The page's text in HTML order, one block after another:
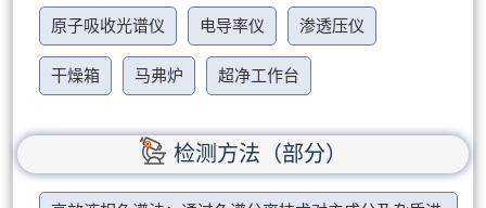
原子吸收光谱仪 电导率仪 渗透压仪
干燥箱 马弗炉 超净工作台
检测方法（部分）